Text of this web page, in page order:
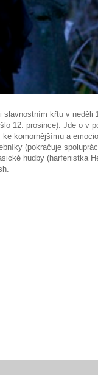
slavnostním křtu v neděli
12. prosince). Jde o v
komornějšímu a
(pokračuje
hudby (harfenistka